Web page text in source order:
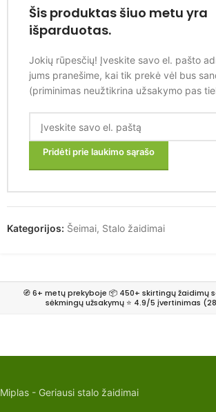
Šis produktas šiuo metu yra
išparduotas.
Jokių rūpesčių! Įveskite savo el. pašto
jums pranešime, kai tik prekė vėl bus
(priminimas neužtikrina užsakymo pas
Pridėti prie laukimo sąrašo
Kategorijos: Šeimai, Stalo žaidimai
🧭 6+ metų prekyboje 📦 450+ skirtingų žaidimų
sėkmingų užsakymų ⭐ 4.9/5 įvertinimas
Miplas - Geriausi stalo žaidimai